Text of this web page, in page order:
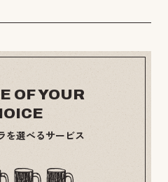
OF YOUR
を選べるサービス